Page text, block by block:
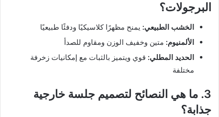
البرجولات؟
الخشب الطبيعي: يمنح مظهرًا كلاسيكيًا ودفئًا طبيعيًا
الألمنيوم: متين وخفيف الوزن ومقاوم للصدأ
الحديد المطلي: قوي ويتميز بالثبات مع إمكانيات زخرفة
مختلفة
3. ما هي النصائح لتصميم جلسة خارجية
جذابة؟